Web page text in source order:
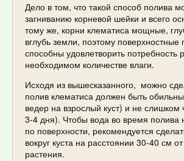
Дело в том, что такой способ полива
загниванию корневой шейки и всего
тому же, корни клематиса мощные,
вглубь земли, поэтому поверхностные
способны удовлетворить потребность
необходимом количестве влаги.
Исходя из вышесказанного, можно
полив клематиса должен быть
ведер на взрослый куст) и не слишком
3-4 дня). Чтобы вода во время полива
по поверхности, рекомендуется
вокруг куста на расстоянии 30-40 см
растения.